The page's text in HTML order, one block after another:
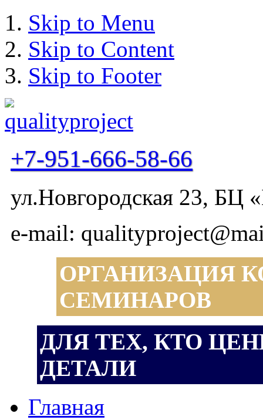
Skip to Menu
Skip to Content
Skip to Footer
+7-951-666-58-66
ул.Новгородская 23, БЦ
e-mail:
ОРГАНИЗАЦИЯ
СЕМИНАРОВ
ДЛЯ ТЕХ, КТО
ДЕТАЛИ
Главная